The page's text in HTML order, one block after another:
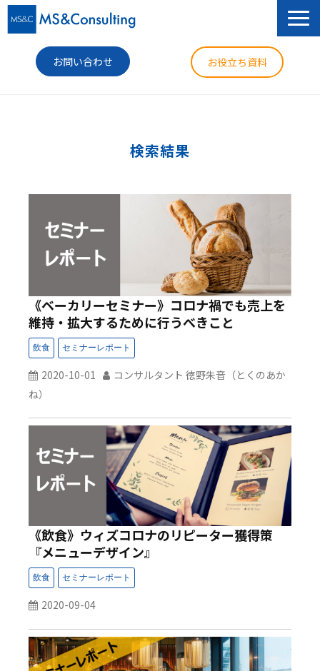
お問い合わせ お役立ち資料
ニュース
検索結果
《ベーカリーセミナー》コロナ禍でも売上を
維持・拡大するために行うべきこと
2020-10-01
コンサルタント 徳野朱音（とくのあか
ね）
《飲食》ウィズコロナのリピーター獲得策
『メニューデザイン』
2020-09-04